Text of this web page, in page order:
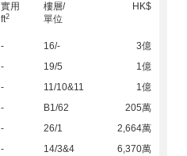
實用
ft2
樓層/
單位
HK$
- 16/-
3億
- 19/5
1億
- 11/10&11
1億
- B1/62
205萬
- 26/1
2,664萬
- 14/3&4
6,370萬